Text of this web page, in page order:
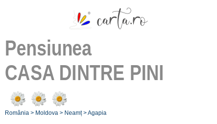
Pensiunea
CASA DINTRE PINI
România > Moldova > Neamț>Agapia